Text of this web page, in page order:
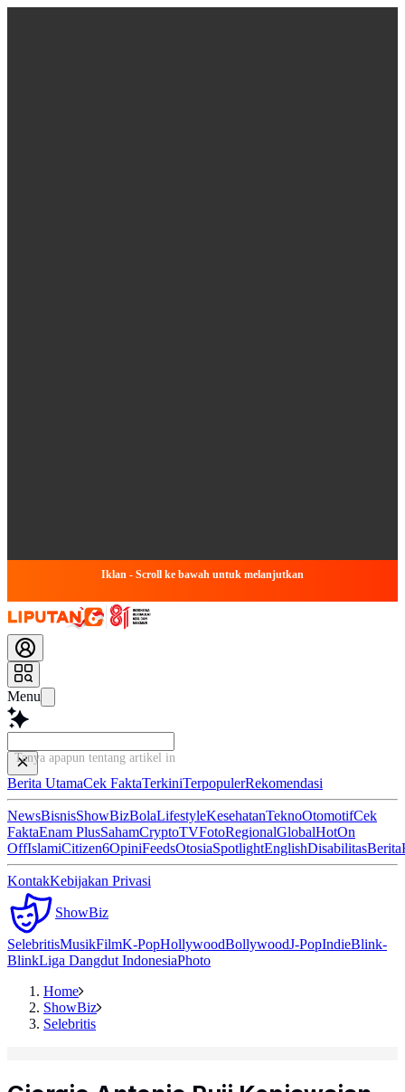
Iklan - Scroll ke bawah untuk melanjutkan
Menu
Tanya apapun tentang artikel ini...
Berita UtamaCek FaktaTerkiniTerpopulerRekomendasi
NewsBisnisShowBizBolaLifestyleKesehatanTeknoOtomotifCek
FaktaEnam PlusSahamCryptoTVFotoRegionalGlobalHotOn
OffIslamiCitizen6OpiniFeedsOtosiaSpotlightEnglishDisabilitasBerita
KontakKebijakan Privasi
ShowBiz
SelebritisMusikFilmK-PopHollywoodBollywoodJ-PopIndieBlink-
BlinkLiga Dangdut IndonesiaPhoto
Home
ShowBiz
Selebritis